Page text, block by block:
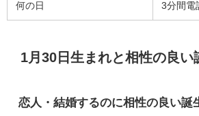
何の日 3分間電
1月30日生まれと相性の良い
恋人・結婚するのに相性の良い誕